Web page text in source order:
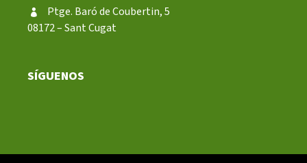
Ptge. Baró de Coubertin, 5
08172 – Sant Cugat
SÍGUENOS